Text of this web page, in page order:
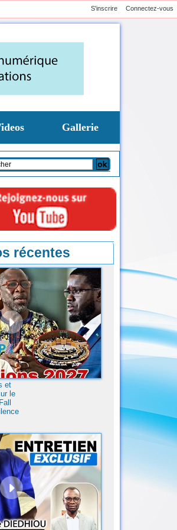
Connectez-vous
S'inscrire
Gallerie
présumé de la subvention à la Senelec : le
récentes
et
le